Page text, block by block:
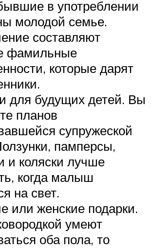
в употреблении
молодой семье.
составляют
фамильные
которые дарят
для будущих детей. Вы
планов
супружеской
памперсы,
и коляски лучше
когда малыш
на свет.
или женские подарки.
умеют
оба пола, то